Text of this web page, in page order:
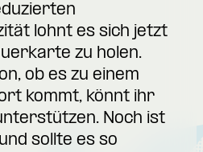
lohnt es sich jetzt
zu holen.
ob es zu einem
kommt, könnt ihr
Noch ist
sollte es so